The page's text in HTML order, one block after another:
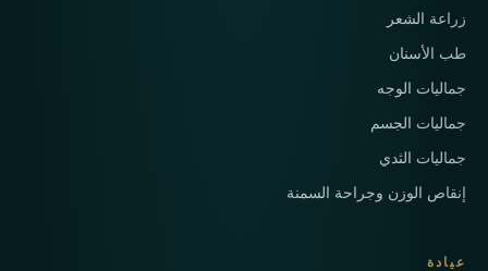
زراعة الشعر
طب الأسنان
جماليات الوجه
جماليات الجسم
جماليات الثدي
إنقاص الوزن وجراحة السمنة
عيادة